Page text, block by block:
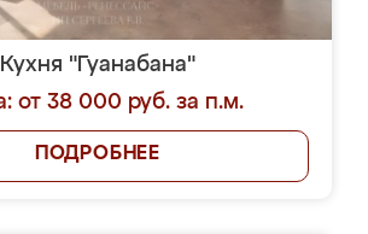
Кухня "Гуанабана"
от 38 000 руб. за п.м.
ПОДРОБНЕЕ